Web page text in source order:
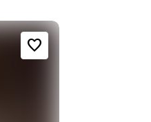
favorite_border